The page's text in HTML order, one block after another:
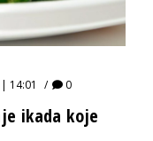
14:01 0
ikada koje